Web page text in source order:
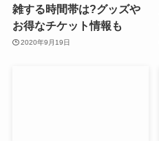
雑する時間帯は?グッズや
お得なチケット情報も
2020年9月19日